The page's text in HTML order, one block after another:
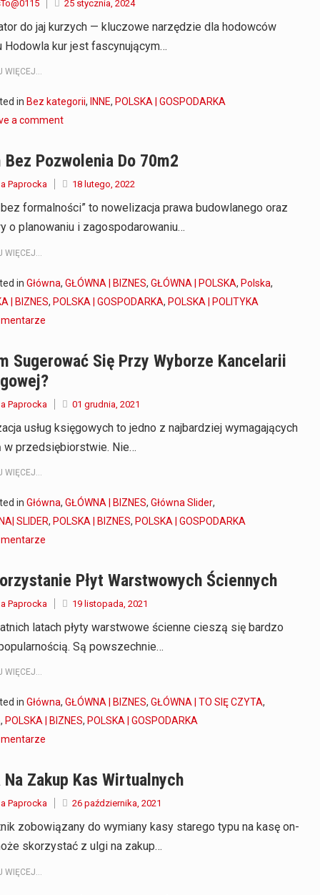
25 stycznia, 2024
do jaj kurzych — kluczowe narzędzie dla hodowców
Hodowla kur jest fascynującym…
WIĘCEJ...
in Bez kategorii, INNE, POLSKA | GOSPODARKA
a comment
Bez Pozwolenia Do 70m2
Paprocka 18 lutego, 2022
bez formalności” to nowelizacja prawa budowlanego oraz
o planowaniu i zagospodarowaniu…
in Główna, GŁÓWNA | BIZNES, GŁÓWNA | POLSKA, Polska,
| BIZNES, POLSKA | GOSPODARKA, POLSKA | POLITYKA
Sugerować Się Przy Wyborze Kancelarii
Paprocka 01 grudnia, 2021
usług księgowych to jedno z najbardziej wymagających
w przedsiębiorstwie. Nie…
WIĘCEJ...
in Główna, GŁÓWNA | BIZNES, Główna Slider,
SLIDER, POLSKA | BIZNES, POLSKA | GOSPODARKA
Płyt Warstwowych Ściennych
Paprocka 19 listopada, 2021
latach płyty warstwowe ścienne cieszą się bardzo
Są powszechnie…
WIĘCEJ...
in Główna, GŁÓWNA | BIZNES, GŁÓWNA | TO SIĘ CZYTA,
, POLSKA | BIZNES, POLSKA | GOSPODARKA
Na Zakup Kas Wirtualnych
Paprocka 26 października, 2021
zobowiązany do wymiany kasy starego typu na kasę on-
skorzystać z ulgi na zakup…